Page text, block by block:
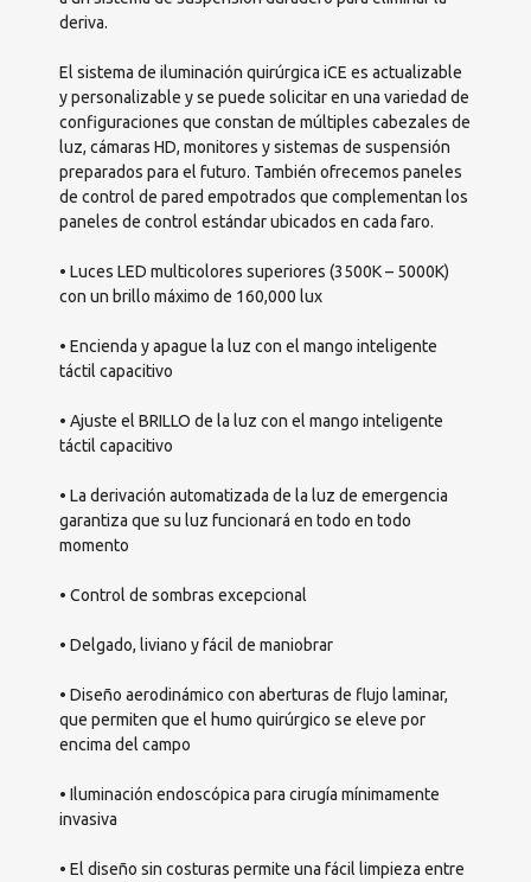
deriva.
El sistema de iluminación quirúrgica iCE es actualizable
y personalizable y se puede solicitar en una variedad de
configuraciones que constan de múltiples cabezales de
luz, cámaras HD, monitores y sistemas de suspensión
preparados para el futuro. También ofrecemos paneles
de control de pared empotrados que complementan los
paneles de control estándar ubicados en cada faro.
• Luces LED multicolores superiores (3500K – 5000K)
con un brillo máximo de 160,000 lux
• Encienda y apague la luz con el mango inteligente
táctil capacitivo
• Ajuste el BRILLO de la luz con el mango inteligente
táctil capacitivo
• La derivación automatizada de la luz de emergencia
garantiza que su luz funcionará en todo en todo
momento
• Control de sombras excepcional
• Delgado, liviano y fácil de maniobrar
• Diseño aerodinámico con aberturas de flujo laminar,
que permiten que el humo quirúrgico se eleve por
encima del campo
• Iluminación endoscópica para cirugía mínimamente
invasiva
• El diseño sin costuras permite una fácil limpieza entre